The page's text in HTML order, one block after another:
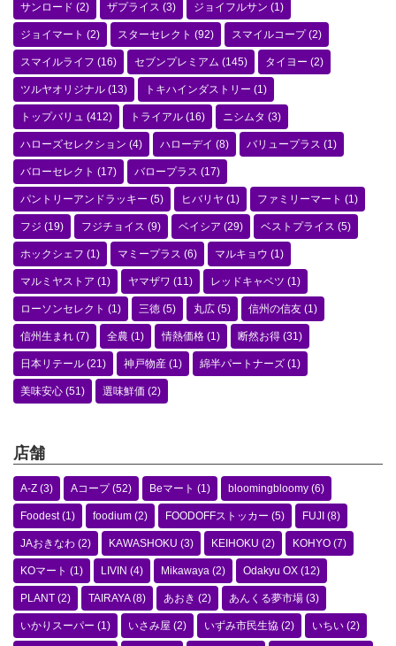
サンロード (2) ザプライス (3) ジョイフルサン (1)
ジョイマート (2) スターセレクト (92) スマイルコープ(2)
スマイルライフ (16) セブンプレミアム (145) タイヨー (2)
ツルヤオリジナル (13) トキハインダストリー (1)
トップバリュ (412) トライアル (16) ニシムタ (3)
ハローズセレクション (4) ハローデイ (8) バリュープラス (1)
バローセレクト (17) バロープラス (17)
パントリーアンドラッキー (5) ヒバリヤ (1) ファミリーマート (1)
フジ (19) フジチョイス (9) ベイシア (29) ベストプライス (5)
ホックシェフ (1) マミープラス (6) マルキョウ (1)
マルミヤストア (1) ヤマザワ (11) レッドキャベツ (1)
ローソンセレクト (1) 三徳 (5) 丸広 (5) 信州の信友 (1)
信州生まれ (7) 全農 (1) 情熱価格 (1) 断然お得 (31)
日本リテール (21) 神戸物産 (1) 綿半パートナーズ (1)
美味安心 (51) 選味鮮価 (2)
店舗
A-Z (3) Aコープ(52) Beマート (1) bloomingbloomy (6)
Foodest(1) foodium (2) FOODOFFストッカー (5) FUJI (8)
JAおきなわ (2) KAWASHOKU (3) KEIHOKU (2) KOHYO (7)
KOマート (1) LIVIN (4) Mikawaya (2) Odakyu OX (12)
PLANT (2) TAIRAYA(8) あおき (2) あんくる夢市場 (3)
いかりスーパー (1) いさみ屋 (2) いずみ市民生協 (2) いちい (2)